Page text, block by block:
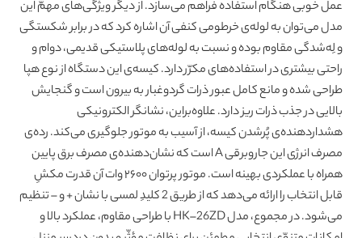
عمل خوبی هنگام استفاده فراهم می‌سازد. از دیگر ویژگی‌های مهمّ این
مدل می‌توان به لوله‌ی خرطومی کنفی آن اشاره کرد که در برابر شکستگی
و لِه‌شدگی مقاوم بوده و نسبت به لوله‌های پلاستیکی قدیمی، دوام و
راحتی بیشتری در استفاده‌های مکرّر دارد. کیسه‌ی این دستگاه از نوع هپا
طراحی شده و مانع کامل عبور ذرات گردوغبار به بیرون است و گنجایش
بالایی در جذب ذرات ریز دارد. علاوه‌براین، نشانگر الکترونیکی
هشداردهنده‌ی پُرشدن کیسه، از آسیب به موتور جلوگیری می‌کند. رده‌ی
مصرف انرژی این جاروبرقی A است که نشان‌دهنده‌ی مصرف برق پایین
همراه با عملکردی بهینه است. موتور پرتوان ۲۶۰۰ وات آن قدرت مکشِ
قابل انتخاب را ارائه می‌دهد که از طریق 2 کلیدِ لمسی با نشان + و – تنظیم
می‌شود. در مجموع، مدل HK–26ZD با طراحی مقاوم، عملکرد بالا و